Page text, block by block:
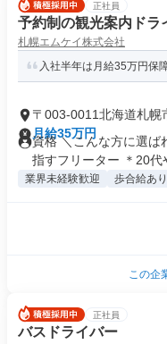
正社員
予約制の観光案内ドラ
札幌エムケイ株式会社
入社半年は月給35万円保
〒003-0011北海道札幌
月給35万円
資格 ＼こんな方に選ば
指すフリーター ＊20代
業界未経験歓迎 歩合給あり
この企
正社員
バスドライバー